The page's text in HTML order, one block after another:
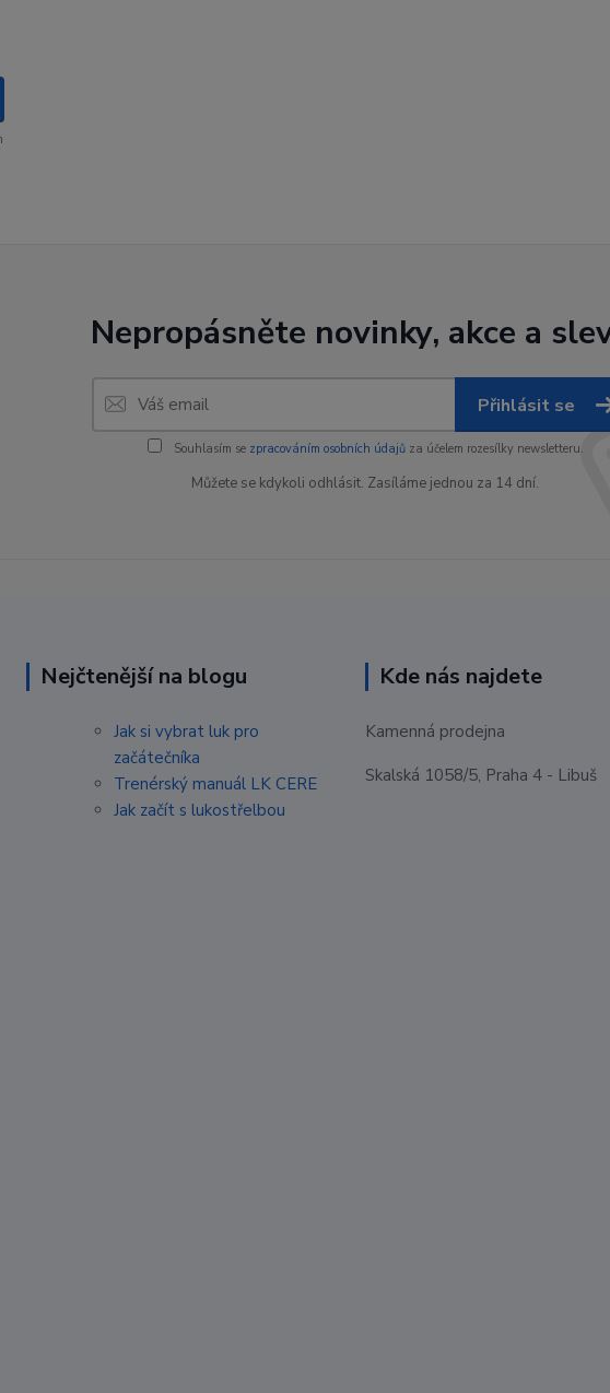
Nepropásněte novinky, akce a
Přihlásit se
Souhlasím se zpracováním osobních údajůza účelem rozesílky newsletteru.
Můžete se kdykoli odhlásit. Zasíláme jednou za 14 dní.
Nejčtenější na blogu
Jak si vybrat luk pro
začátečníka
Trenérský manuál LK CERE
Jak začít s lukostřelbou
Kde nás najdete
Kamenná prodejna
Skalská 1058/5, Praha 4 - Libuš